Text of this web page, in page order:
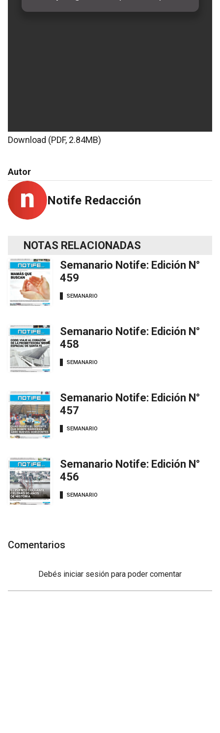
Download (PDF, 2.84MB)
Autor
Notife Redacción
NOTAS RELACIONADAS
Semanario Notife: Edición N°
459
SEMANARIO
Semanario Notife: Edición N°
458
SEMANARIO
Semanario Notife: Edición N°
457
SEMANARIO
Semanario Notife: Edición N°
456
SEMANARIO
Comentarios
Debés iniciar sesión para poder comentar